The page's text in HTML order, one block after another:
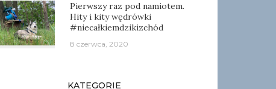
Pierwszy raz pod namiotem.
Hity i kity wędrówki
#niecałkiemdzikizchód
8 czerwca, 2020
KATEGORIE